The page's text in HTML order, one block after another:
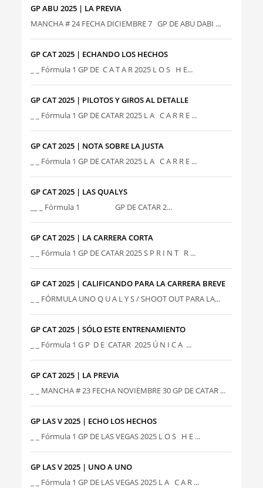
GP ABU 2025 | LA PREVIA
MANCHA # 24 FECHA DICIEMBRE 7 GP DE ABU DABI ...
GP CAT 2025 | ECHANDO LOS HECHOS
_ _ Fórmula 1 GP DE C A T A R 2025 L O S H E...
GP CAT 2025 | PILOTOS Y GIROS AL DETALLE
_ _ Fórmula 1 GP DE CATAR 2025 L A C A R R E ...
GP CAT 2025 | NOTA SOBRE LA JUSTA
_ _ Fórmula 1 GP DE CATAR 2025 L A C A R R E ...
GP CAT 2025 | LAS QUALYS
__ _ Fórmula 1 GP DE CATAR 2...
GP CAT 2025 | LA CARRERA CORTA
_ _ Fórmula 1 GP DE CATAR 2025 S P R I N T R ...
GP CAT 2025 | CALIFICANDO PARA LA CARRERA BREVE
_ _ FÓRMULA UNO Q U A L Y S / SHOOT OUT PARA LA...
GP CAT 2025 | SÓLO ESTE ENTRENAMIENTO
_ _ Fórmula 1 G P D E CATAR 2025 Ú N I C A ...
GP CAT 2025 | LA PREVIA
_ _ MANCHA # 23 FECHA NOVIEMBRE 30 GP DE CATAR ...
GP LAS V 2025 | ECHO LOS HECHOS
_ _ Fórmula 1 GP DE LAS VEGAS 2025 L O S H E ...
GP LAS V 2025 | UNO A UNO
_ _ Fórmula 1 GP DE LAS VEGAS 2025 L A C A R ...